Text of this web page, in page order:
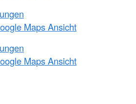
Maps Ansicht
Maps Ansicht